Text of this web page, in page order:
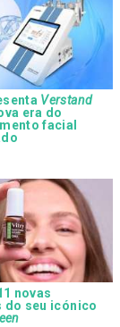
Verstand
era do
facial
novas
do seu icónico